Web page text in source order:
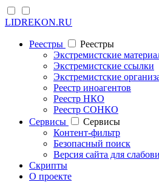
LIDREKON.RU
Реестры
Реестры
Экстремистские
Экстремистские ссылки
Экстремистские
Реестр иноагентов
Реестр НКО
Реестр СОНКО
Cервисы
Cервисы
Контент-фильтр
Безопасный поиск
Версия сайта для
Скрипты
О проекте